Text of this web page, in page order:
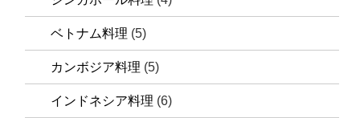
ベトナム料理 (5)
カンボジア料理 (5)
インドネシア料理 (6)